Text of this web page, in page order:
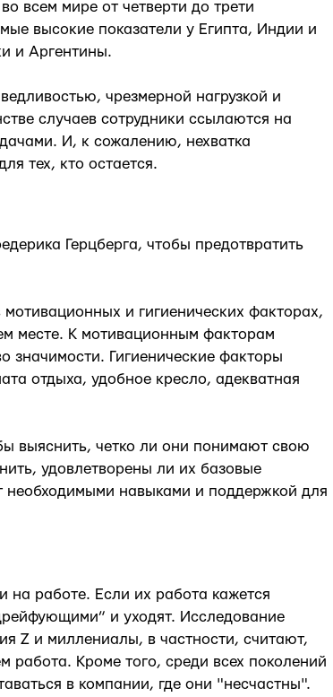
всем мире от четверти до трети
высокие показатели у Египта, Индии и
и Аргентины.
чрезмерной нагрузкой и
случаев сотрудники ссылаются на
И, к сожалению, нехватка
тех, кто остается.
Герцберга, чтобы предотвратить
и гигиенических факторах,
месте. К мотивационным факторам
значимости. Гигиенические факторы
отдыха, удобное кресло, адекватная
выяснить, четко ли они понимают свою
удовлетворены ли их базовые
необходимыми навыками и поддержкой для
работе. Если их работа кажется
и уходят. Исследование
Z и миллениалы, в частности, считают,
работа. Кроме того, среди всех поколений
в компании, где они "несчастны".